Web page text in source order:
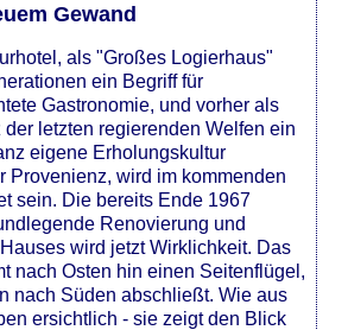
Gewand
als "Großes Logierhaus"
ein Begriff für
Gastronomie, und vorher als
letzten regierenden Welfen ein
eigene Erholungskultur
Provenienz, wird im kommenden
sein. Die bereits Ende 1967
Renovierung und
wird jetzt Wirklichkeit. Das
nach Osten hin einen Seitenflügel,
nach Süden abschließt. Wie aus
ersichtlich - sie zeigt den Blick